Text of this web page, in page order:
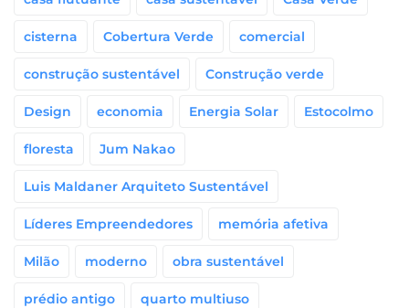
cisterna Cobertura Verde comercial
construção sustentável Construção verde
Design economia Energia Solar Estocolmo
floresta Jum Nakao
Luis Maldaner Arquiteto Sustentável
Líderes Empreendedores memória afetiva
Milão moderno obra sustentável
prédio antigo quarto multiuso